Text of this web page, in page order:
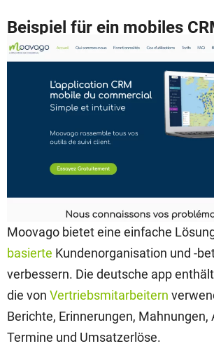
Beispiel für ein mobiles
Moovago bietet eine einfache
basierte Kundenorganisation und -
verbessern. Die deutsche app
die von Vertriebsmitarbeitern
Berichte, Erinnerungen, Mahnungen,
Termine und Umsatzerlöse.